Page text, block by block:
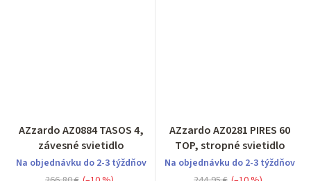
AZzardo AZ0884 TASOS 4,
závesné svietidlo
Na objednávku do 2-3 týždňov
AZzardo AZ0281 PIRES 60
TOP, stropné svietidlo
Na objednávku do 2-3 týždňov